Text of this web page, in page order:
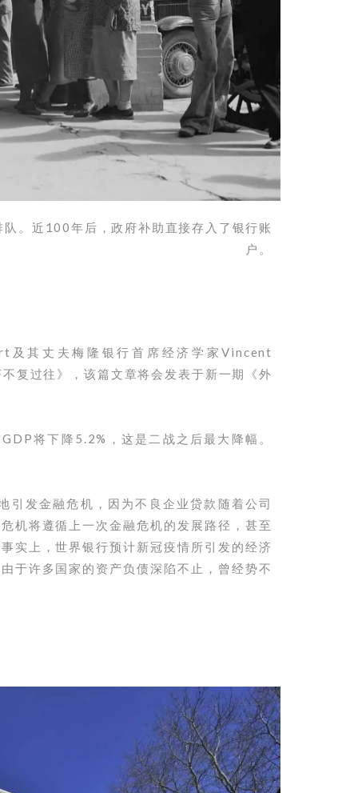
。近100年后，政府补助直接存入了银行账
户。
及其丈夫梅隆银行首席经济学家Vincent
复过往》，该篇文章将会发表于新一期《外
将下降5.2%，这是二战之后最大降幅。
引发金融危机，因为不良企业贷款随着公司
机将遵循上一次金融危机的发展路径，甚至
实上，世界银行预计新冠疫情所引发的经济
于许多国家的资产负债深陷不止，曾经势不